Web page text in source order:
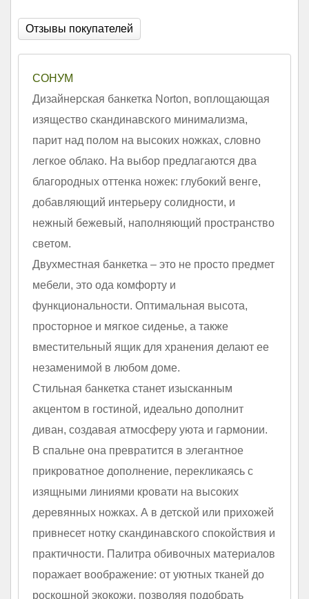
Отзывы покупателей
СОНУМ
Дизайнерская банкетка Norton, воплощающая
изящество скандинавского минимализма,
парит над полом на высоких ножках, словно
легкое облако. На выбор предлагаются два
благородных оттенка ножек: глубокий венге,
добавляющий интерьеру солидности, и
нежный бежевый, наполняющий пространство
светом.
Двухместная банкетка – это не просто предмет
мебели, это ода комфорту и
функциональности. Оптимальная высота,
просторное и мягкое сиденье, а также
вместительный ящик для хранения делают ее
незаменимой в любом доме.
Стильная банкетка станет изысканным
акцентом в гостиной, идеально дополнит
диван, создавая атмосферу уюта и гармонии.
В спальне она превратится в элегантное
прикроватное дополнение, перекликаясь с
изящными линиями кровати на высоких
деревянных ножках. А в детской или прихожей
привнесет нотку скандинавского спокойствия и
практичности. Палитра обивочных материалов
поражает воображение: от уютных тканей до
роскошной экокожи, позволяя подобрать